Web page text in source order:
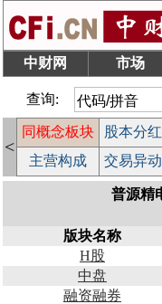
中财网 市场
查询:
<
同概念板块 股本分红
主营构成 交易异动
普源精
版块名称
H股
中盘
融资融券